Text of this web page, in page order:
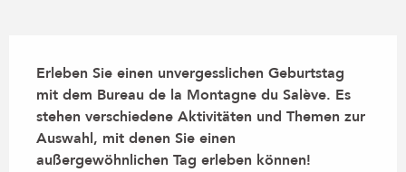
Erleben Sie einen unvergesslichen Geburtstag
mit dem Bureau de la Montagne du Salève. Es
stehen verschiedene Aktivitäten und Themen zur
Auswahl, mit denen Sie einen
außergewöhnlichen Tag erleben können!